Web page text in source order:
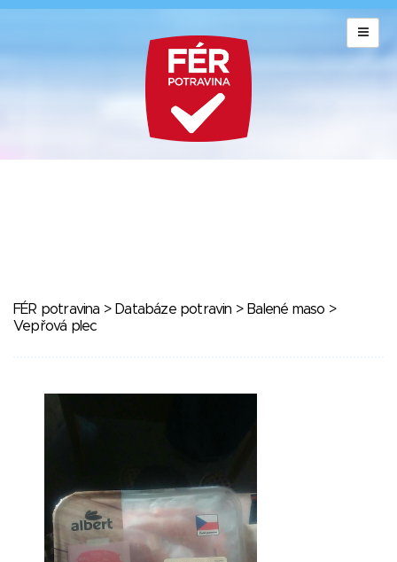
FÉR potravina > Databáze potravin > Balené maso >
Vepřová plec